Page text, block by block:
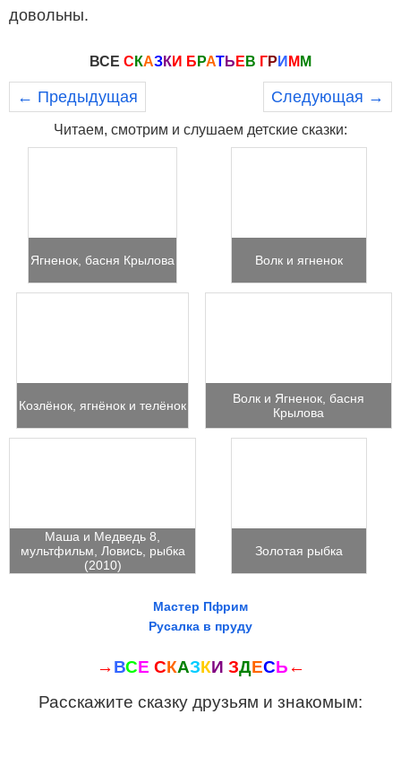
довольны.
ВСЕ С КАЗКИ Б РАТЬ Е В ГР И М М
← Предыдущая Следующая →
Читаем, смотрим и слушаем детские сказки:
Ягненок, басня Крылова Волк и ягненок
Козлёнок, ягнёнок и телёнок
Волк и Ягненок, басня
Крылова
Маша и Медведь 8,
мультфильм, Ловись, рыбка
(2010)
Золотая рыбка
Мастер Пфрим
Русалка в пруду
→ ВСЕ СКАЗКИ ЗДЕСЬ ←
Расскажите сказку друзьям и знакомым: